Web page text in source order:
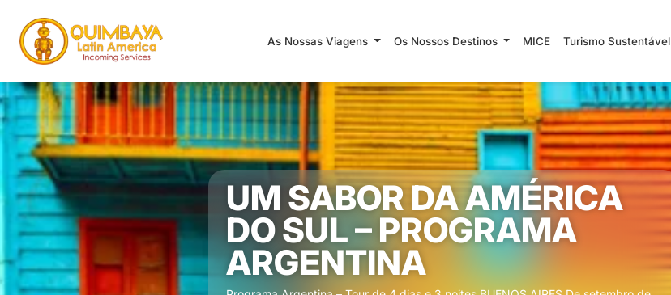
As Nossas Viagens Os Nossos Destinos MICE Turismo Sustentável
UM SABOR DA AMÉRICA
DO SUL – PROGRAMA
ARGENTINA